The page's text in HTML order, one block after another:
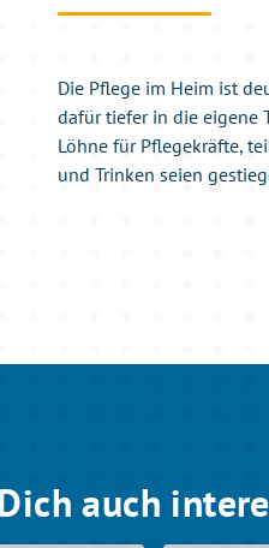
Die Pflege im Heim ist
dafür tiefer in die eigene
Löhne für Pflegekräfte,
und Trinken seien
auch